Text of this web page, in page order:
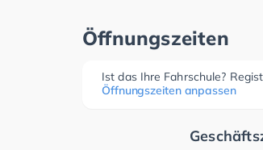
Öffnungszeiten
Ist das Ihre Fahrschule?
Öffnungszeiten anpassen